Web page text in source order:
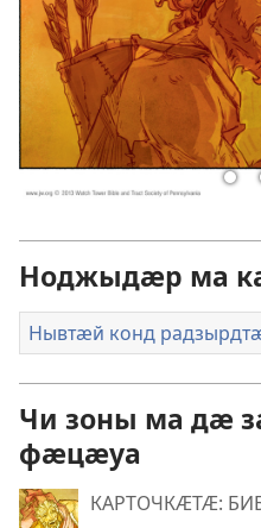
Ноджыдӕр ма
Нывтӕй конд
Чи зоны ма дӕ
фӕцӕуа
КАРТОЧКӔТӔ: